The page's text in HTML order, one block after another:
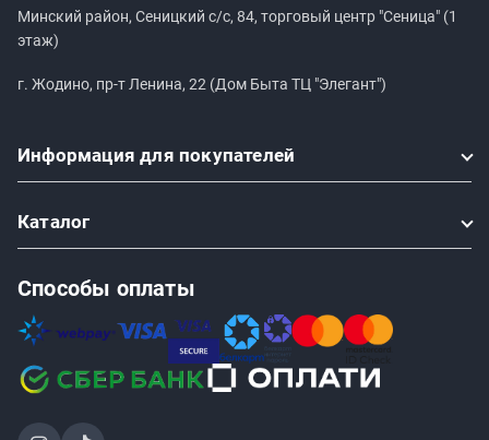
Минский район, Сеницкий с/с, 84, торговый центр "Сеница" (1
этаж)
г. Жодино, пр-т Ленина, 22 (Дом Быта ТЦ "Элегант")
Информация для покупателей
Каталог
Способы оплаты